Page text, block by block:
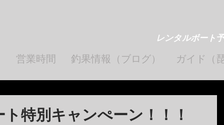
レンタルボート
営業時間 釣果情報（ブログ） ガイド（
特別キャンぺーン！！！